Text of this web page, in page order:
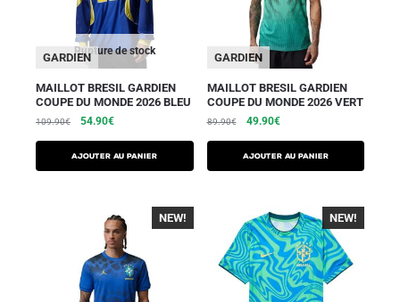
Rupture de stock
GARDIEN
MAILLOT BRESIL GARDIEN
COUPE DU MONDE 2026 BLEU
109.90€ 54.90€
AJOUTER AU PANIER
GARDIEN
MAILLOT BRESIL GARDIEN
COUPE DU MONDE 2026 VERT
89.90€ 49.90€
AJOUTER AU PANIER
-40%
NEW! -40%
NEW!